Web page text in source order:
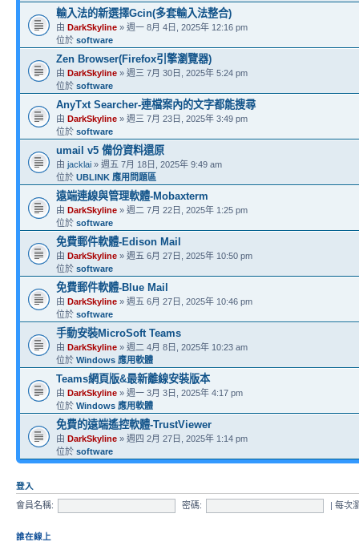
輸入法的新選擇Gcin(多套輸入法整合)
由 DarkSkyline » 週一 8月 4日, 2025年 12:16 pm
位於 software
Zen Browser(Firefox引擎瀏覽器)
由 DarkSkyline » 週三 7月 30日, 2025年 5:24 pm
位於 software
AnyTxt Searcher-連檔案內的文字都能搜尋
由 DarkSkyline » 週三 7月 23日, 2025年 3:49 pm
位於 software
umail v5 備份資料還原
由 jacklai » 週五 7月 18日, 2025年 9:49 am
位於 UBLINK 應用問題區
遠端連線與管理軟體-Mobaxterm
由 DarkSkyline » 週二 7月 22日, 2025年 1:25 pm
位於 software
免費郵件軟體-Edison Mail
由 DarkSkyline » 週五 6月 27日, 2025年 10:50 pm
位於 software
免費郵件軟體-Blue Mail
由 DarkSkyline » 週五 6月 27日, 2025年 10:46 pm
位於 software
手動安裝MicroSoft Teams
由 DarkSkyline » 週二 4月 8日, 2025年 10:23 am
位於 Windows 應用軟體
Teams網頁版&最新離線安裝版本
由 DarkSkyline » 週一 3月 3日, 2025年 4:17 pm
位於 Windows 應用軟體
免費的遠端遙控軟體-TrustViewer
由 DarkSkyline » 週四 2月 27日, 2025年 1:14 pm
位於 software
登入
會員名稱:
密碼: | 每次
誰在線上